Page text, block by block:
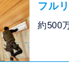
フル
約500